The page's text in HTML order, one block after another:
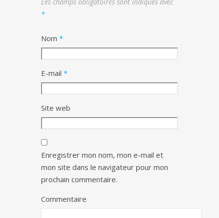
*
Nom *
E-mail *
Site web
Enregistrer mon nom, mon e-mail et
mon site dans le navigateur pour mon
prochain commentaire.
Commentaire